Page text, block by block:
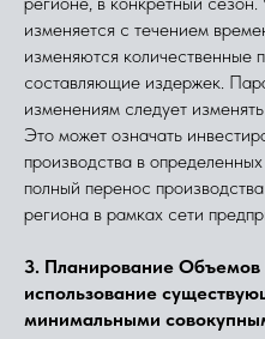
изменяется с течением
изменяются количественные
составляющие издержек.
изменениям следует
Это может означать
производства в
полный перенос
региона в рамках сети
3. Планирование Объемов
использование
минимальными